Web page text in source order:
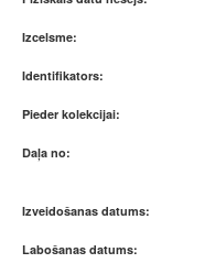
Izcelsme:
Identifikators:
Pieder kolekcijai:
Daļa no:
Izveidošanas datums:
Labošanas datums: